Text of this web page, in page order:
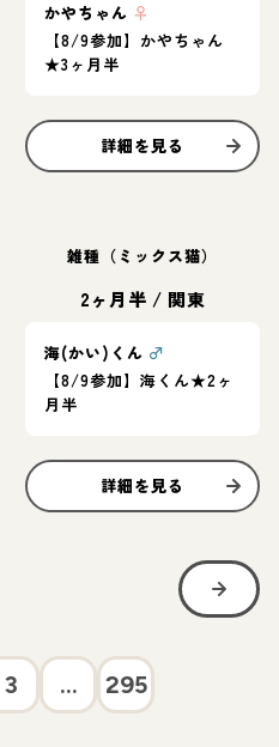
かやちゃん ♀
【8/9参加】かやちゃん
★3ヶ月半
詳細を見る
雑種（ミックス猫）
2ヶ月半 / 関東
海(かい)くん ♂
【8/9参加】海くん★2ヶ
月半
詳細を見る
3 ... 295